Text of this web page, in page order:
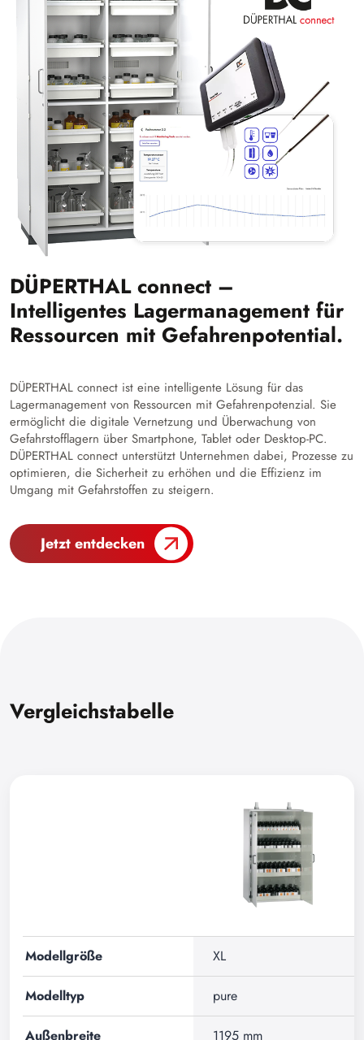
DÜPERTHAL connect –
Intelligentes Lagermanagement für
Ressourcen mit Gefahrenpotential.
DÜPERTHAL connect ist eine intelligente Lösung für das
Lagermanagement von Ressourcen mit Gefahrenpotenzial. Sie
ermöglicht die digitale Vernetzung und Überwachung von
Gefahrstofflagern über Smartphone, Tablet oder Desktop-PC.
DÜPERTHAL connect unterstützt Unternehmen dabei, Prozesse zu
optimieren, die Sicherheit zu erhöhen und die Effizienz im
Umgang mit Gefahrstoffen zu steigern.
Jetzt entdecken
Vergleichstabelle
Modellgröße XL
Modelltyp pure
Außenbreite 1195 mm